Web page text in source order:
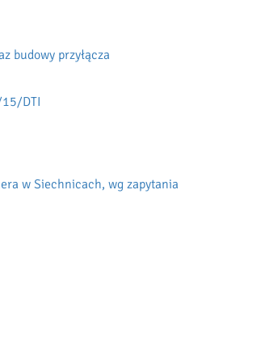
budowy przyłącza
DTI
w Siechnicach, wg zapytania